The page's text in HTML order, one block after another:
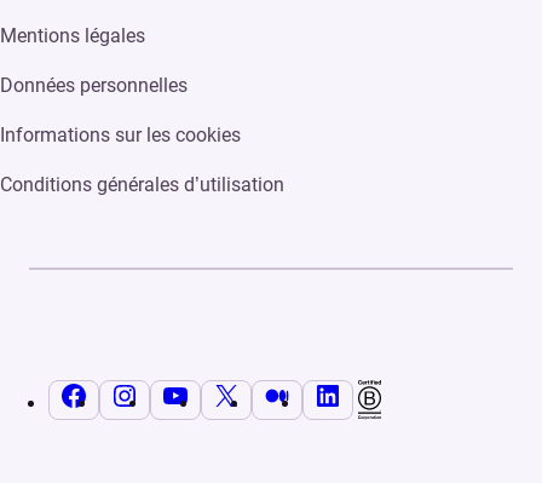
Mentions légales
Données personnelles
Informations sur les cookies
Conditions générales d’utilisation
FacebookInstagramYouTubeX MediumLinkedIn